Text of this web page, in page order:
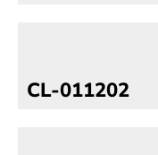
CL-011202